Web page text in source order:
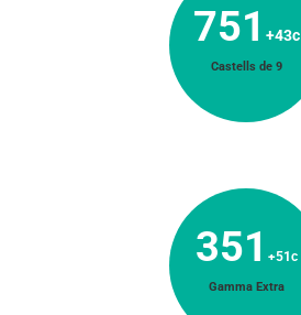
751 +43c
Castells de 9
351 +51c
Gamma Extra